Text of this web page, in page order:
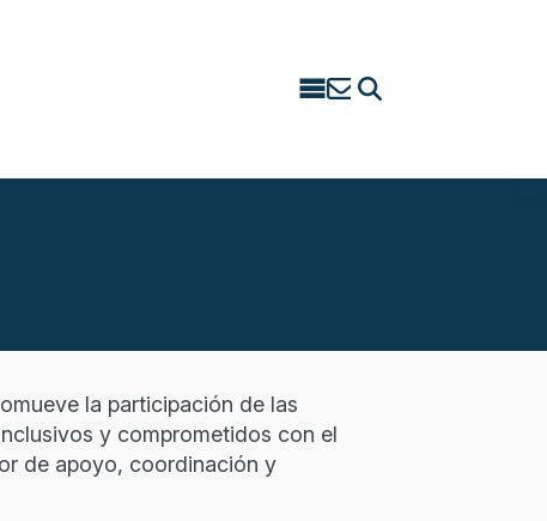
la participación de las
y comprometidos con el
de apoyo, coordinación y